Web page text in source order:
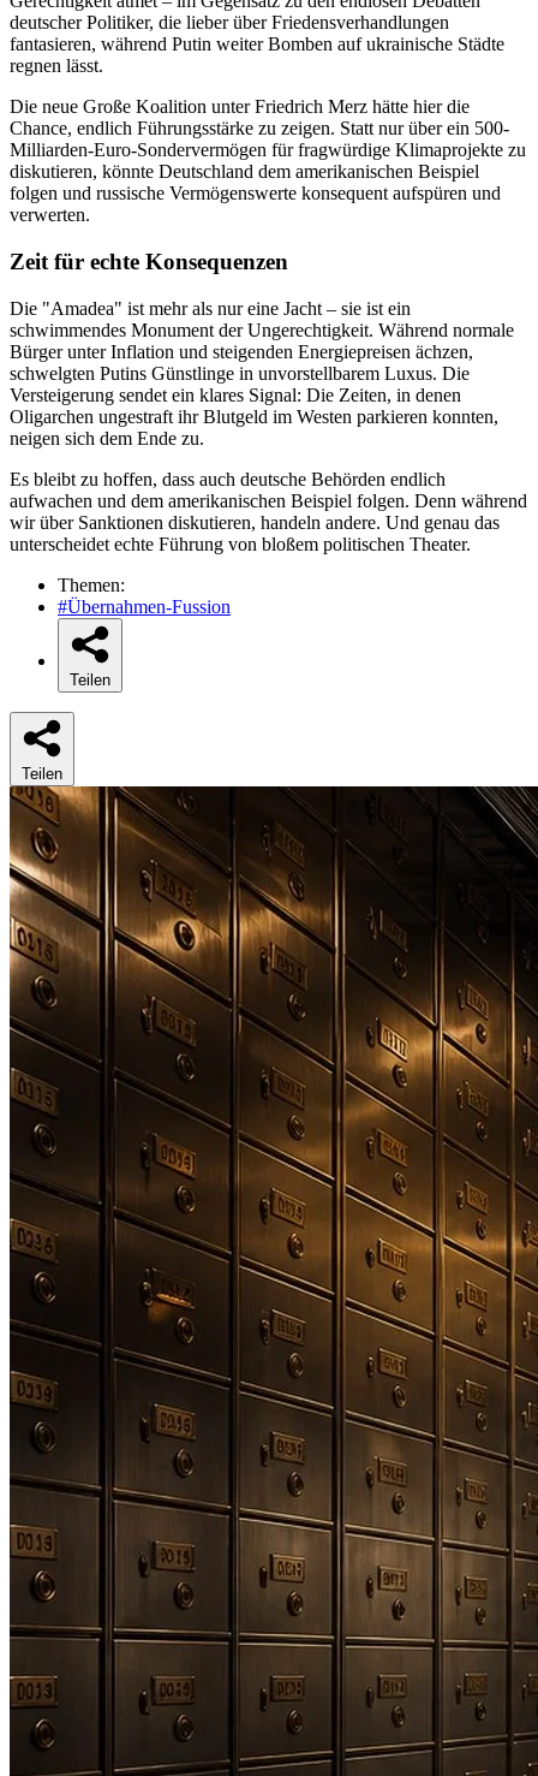
deutscher Politiker, die lieber über Friedensverhandlungen
fantasieren, während Putin weiter Bomben auf ukrainische Städte
regnen lässt.
Die neue Große Koalition unter Friedrich Merz hätte hier die
Chance, endlich Führungsstärke zu zeigen. Statt nur über ein 500-
Milliarden-Euro-Sondervermögen für fragwürdige Klimaprojekte zu
diskutieren, könnte Deutschland dem amerikanischen Beispiel
folgen und russische Vermögenswerte konsequent aufspüren und
verwerten.
Zeit für echte Konsequenzen
Die "Amadea" ist mehr als nur eine Jacht – sie ist ein
schwimmendes Monument der Ungerechtigkeit. Während normale
Bürger unter Inflation und steigenden Energiepreisen ächzen,
schwelgten Putins Günstlinge in unvorstellbarem Luxus. Die
Versteigerung sendet ein klares Signal: Die Zeiten, in denen
Oligarchen ungestraft ihr Blutgeld im Westen parkieren konnten,
neigen sich dem Ende zu.
Es bleibt zu hoffen, dass auch deutsche Behörden endlich
aufwachen und dem amerikanischen Beispiel folgen. Denn während
wir über Sanktionen diskutieren, handeln andere. Und genau das
unterscheidet echte Führung von bloßem politischen Theater.
Themen:
#Übernahmen-Fussion
Teilen
Teilen